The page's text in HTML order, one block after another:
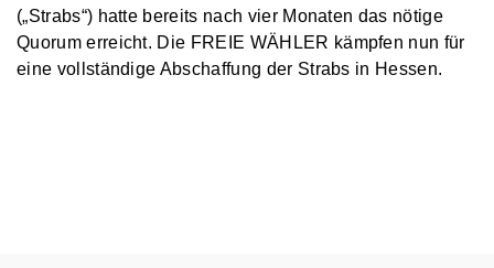
(„Strabs“) hatte bereits nach vier Monaten das nötige
Quorum erreicht. Die FREIE WÄHLER kämpfen nun für
eine vollständige Abschaffung der Strabs in Hessen.